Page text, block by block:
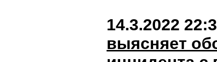
14.3.2022
выясняет